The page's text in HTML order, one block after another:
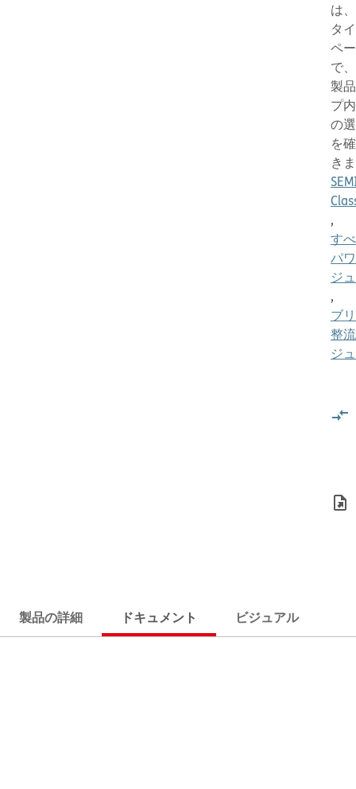
は
タ
ペ
で
製
プ
の
を
き
,
す
パ
ジ
,
ブ
整
ジ
製品の詳細 ドキュメント ビジュアル